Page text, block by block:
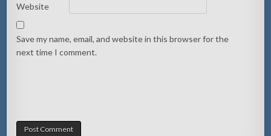
Website
Save my name, email, and website in this browser for the
next time I comment.